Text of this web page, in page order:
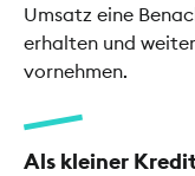
Umsatz eine
erhalten und
vornehmen.
Als kleiner